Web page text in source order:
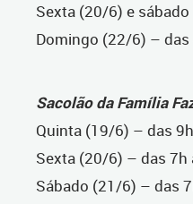
Sexta (20/6) e
Domingo (22/6) – das
Sacolão da Família
Quinta (19/6) – das
Sexta (20/6) – das 7h
Sábado (21/6) – das